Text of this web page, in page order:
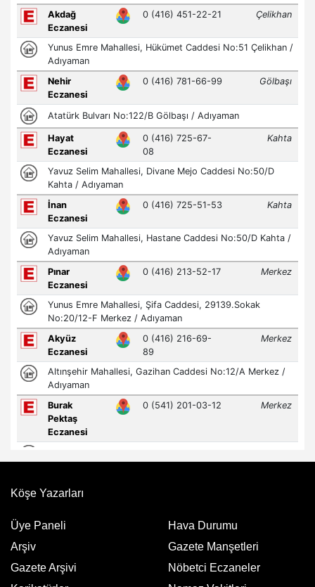
Köşe Yazarları
Üye Paneli
Arşiv
Gazete Arşivi
Hava Durumu
Gazete Manşetleri
Nöbetci Eczaneler